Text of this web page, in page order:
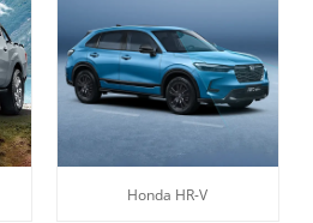
Honda HR-V